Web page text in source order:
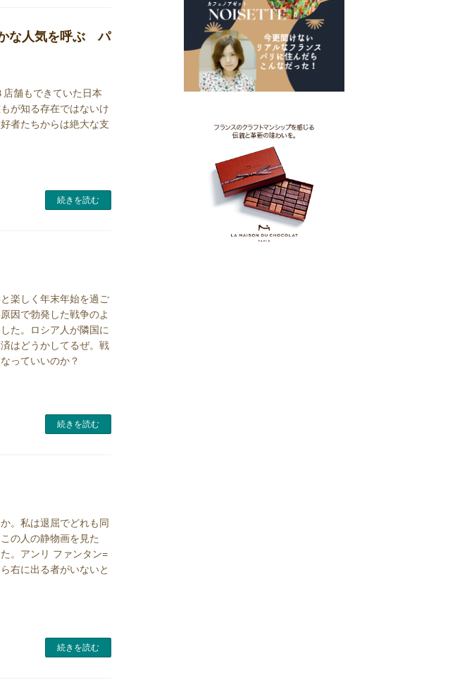
な人気を呼ぶ パ
舗もできていた日本
が知る存在ではないけ
者たちからは絶大な支
続きを読む
楽しく年末年始を過ご
因で勃発した戦争のよ
た。ロシア人が隣国に
はどうかしてるぜ。戦
っていいのか？
続きを読む
。私は退屈でどれも同
の人の静物画を見た
。アンリ ファンタン=
右に出る者がいないと
続きを読む